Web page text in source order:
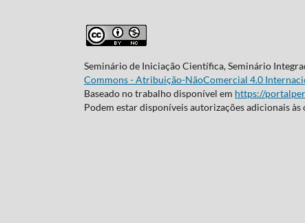
Seminário de Iniciação Científica, Seminário
Commons - Atribuição-NãoComercial 4.0
Baseado no trabalho disponível em https://
Podem estar disponíveis autorizações adicionais